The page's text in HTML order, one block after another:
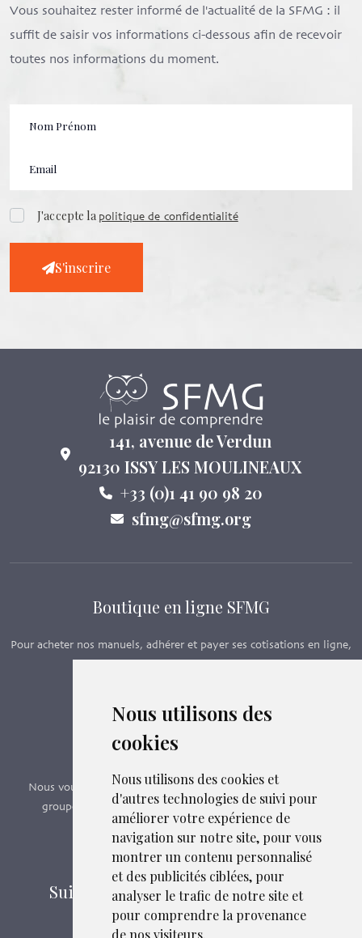
Nous utilisons des
cookies
Nous utilisons des cookies et
d'autres technologies de suivi pour
améliorer votre expérience de
navigation sur notre site, pour vous
montrer un contenu personnalisé
et des publicités ciblées, pour
analyser le trafic de notre site et
pour comprendre la provenance
de nos visiteurs.
Vous souhaitez rester informé de l'actualité de la SFMG : il
suffit de saisir vos informations ci-dessous afin de recevoir
toutes nos informations du moment.
J'accepte lapolitique de confidentialité
S'inscrire
141, avenue de Verdun
92130 ISSY LES MOULINEAUX
+33 (0)1 41 90 98 20
sfmg@sfmg.org
Boutique en ligne SFMG
Pour acheter nos manuels, adhérer et payer ses cotisations en ligne,
Boutique en ligne
Formations SFMG
Nous vous proposons des formations e-learning, présentiels,
groupes de pairs - Certificat QUALIOPI n° 2020/89171.2
Découvrir nos formations
Suivez-nous sur les réseaux sociaux